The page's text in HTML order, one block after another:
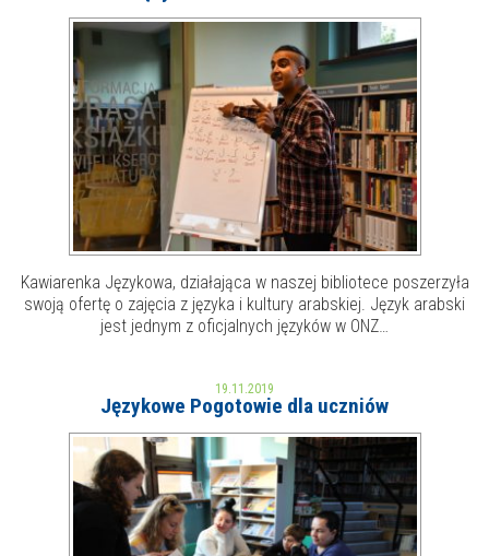
MOJE KONTO
AKTUALNOŚCI
NAJBLIŻSZE WYDARZENIA
WYDARZENIA BIEŻĄCE
WYDARZYŁO SIĘ
NASZA OFERTA
STREFA WIEDZY O REGIONIE
STREFA KOLORU
POLECANE STRONY
E-INFORMATOR
O NAS
Kawiarenka Językowa, działająca w naszej bibliotece poszerzyła
swoją ofertę o zajęcia z języka i kultury arabskiej. Język arabski
jest jednym z oficjalnych języków w ONZ…
19.11.2019
Językowe Pogotowie dla uczniów